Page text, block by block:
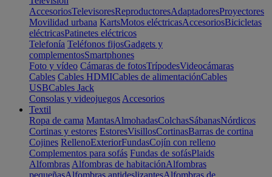
AccesoriosTelevisoresReproductoresAdaptadoresProyectores
Movilidad urbana KartsMotos eléctricasAccesoriosBicicletas
eléctricasPatinetes eléctricos
Telefonía Teléfonos fijosGadgets y
complementosSmartphones
Foto y vídeo Cámaras de fotosTrípodesVideocámaras
Cables Cables HDMICables de alimentaciónCables
USBCables Jack
Consolas y videojuegos Accesorios
Textil
Ropa de cama MantasAlmohadasColchasSábanasNórdicos
Cortinas y estores EstoresVisillosCortinasBarras de cortina
Cojines RellenoExteriorFundasCojín con relleno
Complementos para sofás Fundas de sofásPlaids
Alfombras Alfombras de habitaciónAlfombras
pequeñasAlfombras antideslizantesAlfombras de